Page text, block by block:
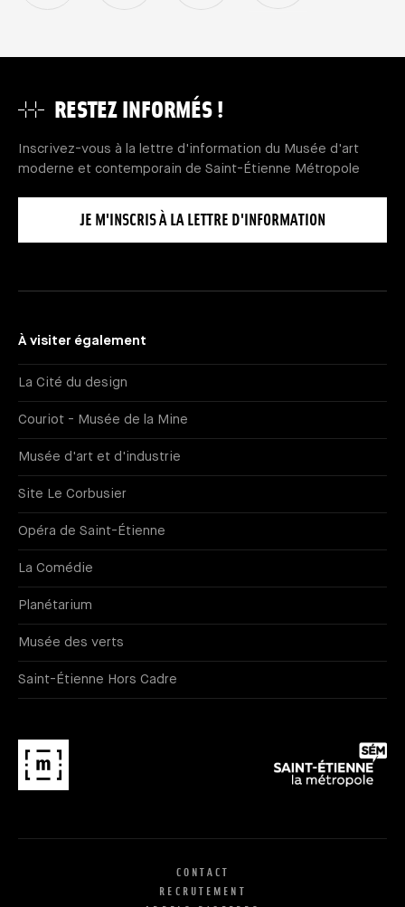
RESTEZ INFORMÉS !
Inscrivez-vous à la lettre d'information du Musée d'art
moderne et contemporain de Saint-Étienne Métropole
JE M'INSCRIS À LA LETTRE D'INFORMATION
À visiter également
La Cité du design
Couriot - Musée de la Mine
Musée d'art et d'industrie
Site Le Corbusier
Opéra de Saint-Étienne
La Comédie
Planétarium
Musée des verts
Saint-Étienne Hors Cadre
CONTACT
RECRUTEMENT